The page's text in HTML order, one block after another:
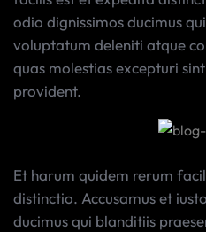
odio dignissimos ducimus
voluptatum deleniti atque
quas molestias excepturi
provident.
Et harum quidem rerum
distinctio. Accusamus et
ducimus qui blanditiis